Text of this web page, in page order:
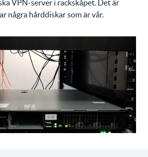
VPN-server i rackskåpet. Det är
några hårddiskar som är vår.